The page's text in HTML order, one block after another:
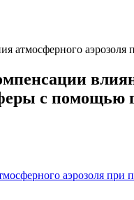
атмосферного
с помощью
аэрозоля